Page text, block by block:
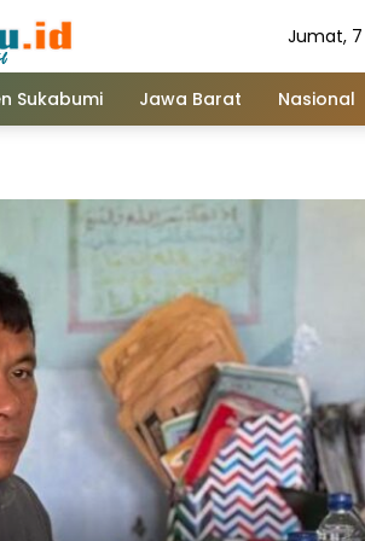
Jumat,
Sukabumi Jawa Barat Nasional